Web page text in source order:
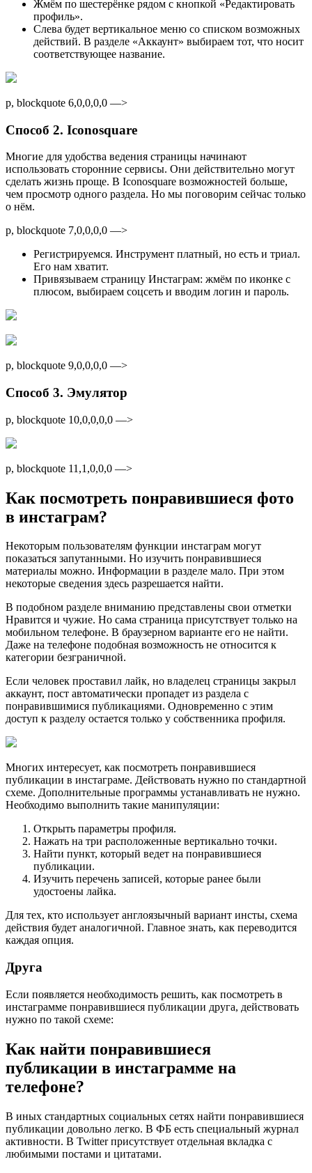
Жмём по шестерёнке рядом с кнопкой «Редактировать
профиль».
Слева будет вертикальное меню со списком возможных
действий. В разделе «Аккаунт» выбираем тот, что носит
соответствующее название.
p, blockquote 6,0,0,0,0 —>
Способ 2. Iconosquare
Многие для удобства ведения страницы начинают
использовать сторонние сервисы. Они действительно могут
сделать жизнь проще. В Iconosquare возможностей больше,
чем просмотр одного раздела. Но мы поговорим сейчас только
о нём.
p, blockquote 7,0,0,0,0 —>
Регистрируемся. Инструмент платный, но есть и триал.
Его нам хватит.
Привязываем страницу Инстаграм: жмём по иконке с
плюсом, выбираем соцсеть и вводим логин и пароль.
p, blockquote 9,0,0,0,0 —>
Способ 3. Эмулятор
p, blockquote 10,0,0,0,0 —>
p, blockquote 11,1,0,0,0 —>
Как посмотреть понравившиеся фото
в инстаграм?
Некоторым пользователям функции инстаграм могут
показаться запутанными. Но изучить понравившиеся
материалы можно. Информации в разделе мало. При этом
некоторые сведения здесь разрешается найти.
В подобном разделе вниманию представлены свои отметки
Нравится и чужие. Но сама страница присутствует только на
мобильном телефоне. В браузерном варианте его не найти.
Даже на телефоне подобная возможность не относится к
категории безграничной.
Если человек проставил лайк, но владелец страницы закрыл
аккаунт, пост автоматически пропадет из раздела с
понравившимися публикациями. Одновременно с этим
доступ к разделу остается только у собственника профиля.
Многих интересует, как посмотреть понравившиеся
публикации в инстаграме. Действовать нужно по стандартной
схеме. Дополнительные программы устанавливать не нужно.
Необходимо выполнить такие манипуляции:
Открыть параметры профиля.
Нажать на три расположенные вертикально точки.
Найти пункт, который ведет на понравившиеся
публикации.
Изучить перечень записей, которые ранее были
удостоены лайка.
Для тех, кто использует англоязычный вариант инсты, схема
действия будет аналогичной. Главное знать, как переводится
каждая опция.
Друга
Если появляется необходимость решить, как посмотреть в
инстаграмме понравившиеся публикации друга, действовать
нужно по такой схеме:
Как найти понравившиеся
публикации в инстаграмме на
телефоне?
В иных стандартных социальных сетях найти понравившиеся
публикации довольно легко. В ФБ есть специальный журнал
активности. В Twitter присутствует отдельная вкладка с
любимыми постами и цитатами.